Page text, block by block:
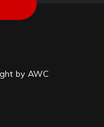
by AWC